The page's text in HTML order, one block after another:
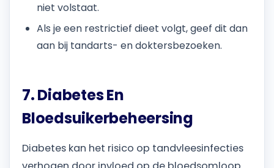
niet volstaat.
Als je een restrictief dieet volgt, geef dit dan
aan bij tandarts- en doktersbezoeken.
7. Diabetes En
Bloedsuikerbeheersing
Diabetes kan het risico op tandvleesinfecties